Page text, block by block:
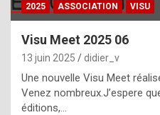
2025 ASSOCIATION VISU
Visu Meet 2025 06
13 juin 2025 didier_v
Une nouvelle Visu Meet
Venez nombreux.J’espere
éditions,…